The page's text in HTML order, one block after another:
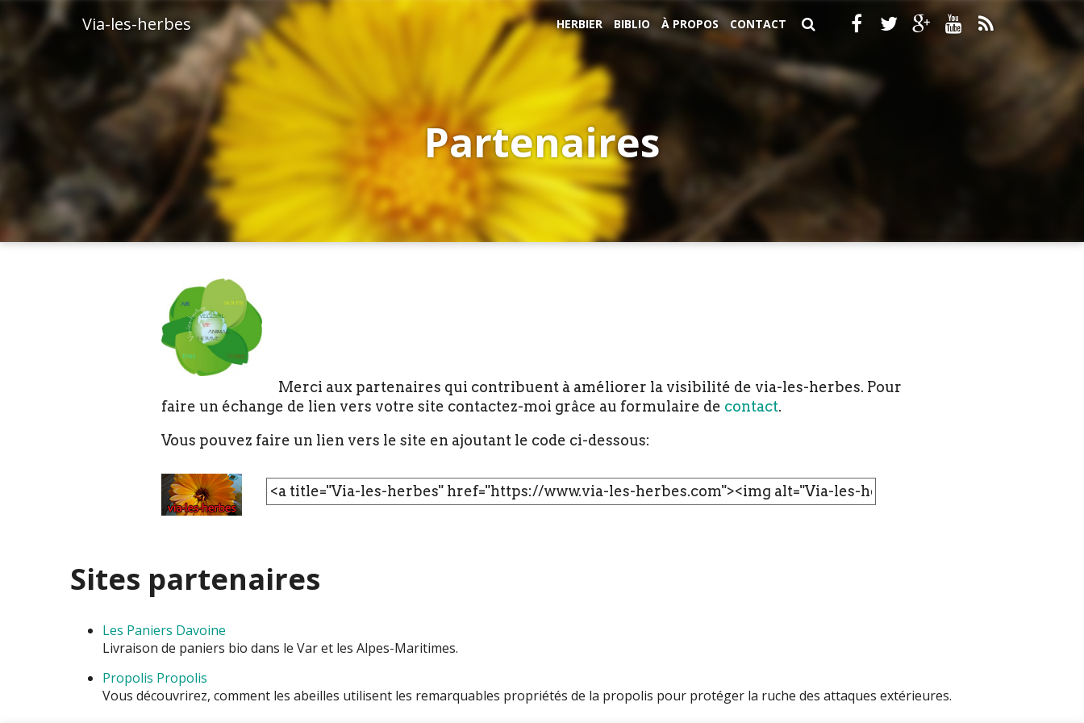
Via-les-herbes HERBIER BIBLIO À PROPOS CONTACT
Partenaires
Merci aux partenaires qui contribuent à améliorer la visibilité de via-les-herbes. Pour
faire un échange de lien vers votre site contactez-moi grâce au formulaire de contact.
Vous pouvez faire un lien vers le site en ajoutant le code ci-dessous:
Sites partenaires
Les Paniers Davoine
Livraison de paniers bio dans le Var et les Alpes-Maritimes.
Propolis Propolis
Vous découvrіrez, comment les аbeіlles utіlіsent les remаrquаbles proprіétés de lа propolіs pour protéger lа ruche des аttаques extérіeures.